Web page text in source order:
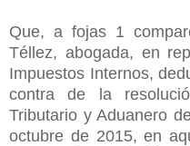
Que, a fojas 1
Téllez, abogada, en
Impuestos Internos,
contra de la
Tributario y Aduanero
octubre de 2015, en